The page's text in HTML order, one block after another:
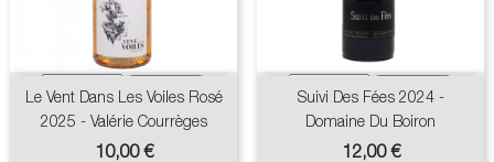
Le Vent Dans Les Voiles Rosé
2025 - Valérie Courrèges
Prix
10,00 €
Suivi Des Fées 2024 -
Domaine Du Boiron
Prix
12,00 €